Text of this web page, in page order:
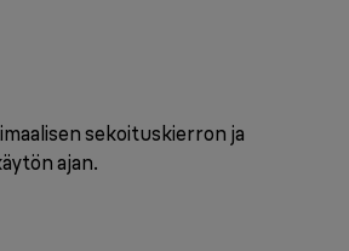
sekoituskierron ja
ajan.